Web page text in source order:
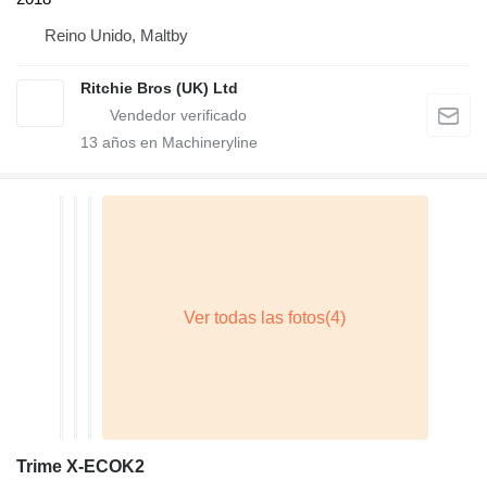
Reino Unido, Maltby
Ritchie Bros (UK) Ltd
13 años en Machineryline
Trime X-ECOK2